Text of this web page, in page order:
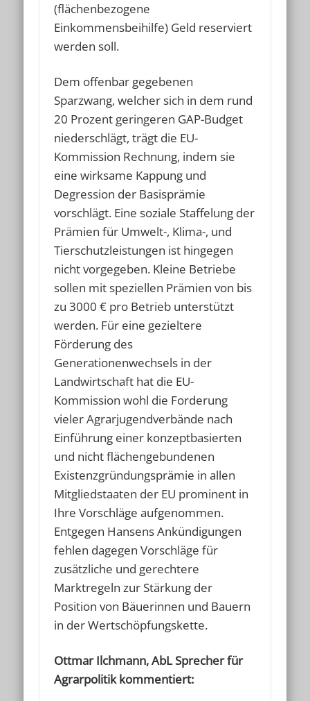
(flächenbezogene
Einkommensbeihilfe) Geld reserviert
werden soll.
Dem offenbar gegebenen
Sparzwang, welcher sich in dem rund
20 Prozent geringeren GAP-Budget
niederschlägt, trägt die EU-
Kommission Rechnung, indem sie
eine wirksame Kappung und
Degression der Basisprämie
vorschlägt. Eine soziale Staffelung der
Prämien für Umwelt-, Klima-, und
Tierschutzleistungen ist hingegen
nicht vorgegeben. Kleine Betriebe
sollen mit speziellen Prämien von bis
zu 3000 € pro Betrieb unterstützt
werden. Für eine gezieltere
Förderung des
Generationenwechsels in der
Landwirtschaft hat die EU-
Kommission wohl die Forderung
vieler Agrarjugendverbände nach
Einführung einer konzeptbasierten
und nicht flächengebundenen
Existenzgründungsprämie in allen
Mitgliedstaaten der EU prominent in
Ihre Vorschläge aufgenommen.
Entgegen Hansens Ankündigungen
fehlen dagegen Vorschläge für
zusätzliche und gerechtere
Marktregeln zur Stärkung der
Position von Bäuerinnen und Bauern
in der Wertschöpfungskette.
Ottmar Ilchmann, AbL Sprecher für
Agrarpolitik kommentiert: